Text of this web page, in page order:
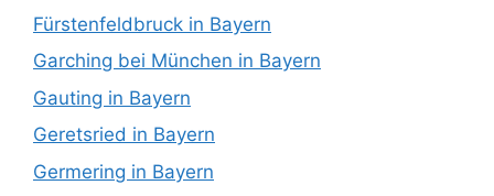
Fürstenfeldbruck in Bayern
Garching bei München in Bayern
Gauting in Bayern
Geretsried in Bayern
Germering in Bayern